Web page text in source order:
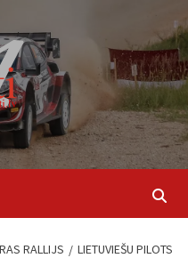
RALLIJS
LIETUVIEŠU PILOTS